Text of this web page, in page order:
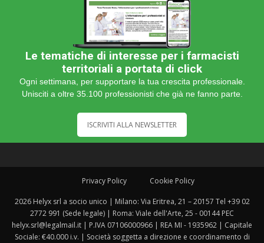
Le tematiche di interesse per i farmacisti
territoriali a portata di click
Ogni settimana, per supportare la tua crescita professionale.
Unisciti a oltre 35.100 professionisti che già ne fanno parte.
ISCRIVITI ALLA NEWSLETTER
Privacy Policy Cookie Policy
2026 Helyx srl a socio unico | Milano: Via Eritrea, 21 – 20157 Tel +39 02
2772 991 (Sede legale) | Roma: Viale dell'Arte, 25 - 00144 PEC
helyx.srl@legalmail.it | P.IVA 07106000966 | REA MI - 1935962 | Capitale
Sociale: €40.000 i.v. | Società soggetta a direzione e coordinamento di